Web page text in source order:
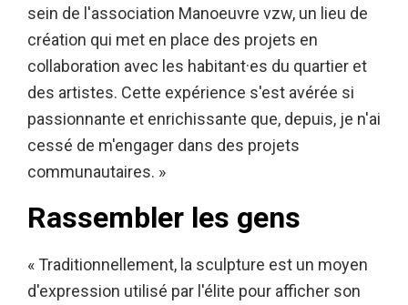
sein de l'association Manoeuvre vzw, un lieu de
création qui met en place des projets en
collaboration avec les habitant·es du quartier et
des artistes. Cette expérience s'est avérée si
passionnante et enrichissante que, depuis, je n'ai
cessé de m'engager dans des projets
communautaires. »
Rassembler les gens
« Traditionnellement, la sculpture est un moyen
d'expression utilisé par l'élite pour afficher son